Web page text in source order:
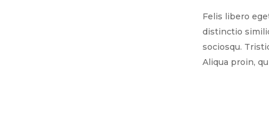
Felis libero
distinctio
sociosqu.
Aliqua proin,